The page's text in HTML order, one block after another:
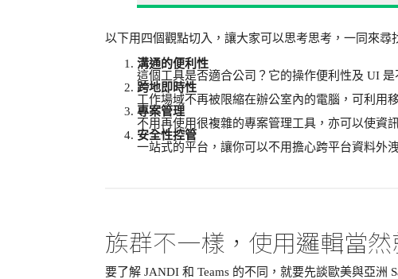
以下用四個觀點切入，讓大家可以思考思考，一同來尋
溝通的便利性
這個工具是否適合公司？它的操作便利性及 UI 是
跨地即時性
工作場域不再被限縮在辦公室內的電腦，可利用
專案管理
不用再使用很複雜的專案管理工具，亦可以使資
安全性控管
一站式的平台，讓你可以不用擔心跨平台資料外
族群不一樣，使用邏輯當然
要了解 JANDI 和 Teams 的不同，就要先談歐美與亞洲